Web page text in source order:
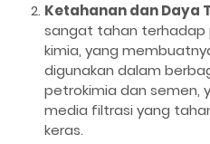
Ketahanan dan Daya
sangat tahan terhadap
kimia, yang
digunakan dalam
petrokimia dan semen,
media filtrasi yang
keras.